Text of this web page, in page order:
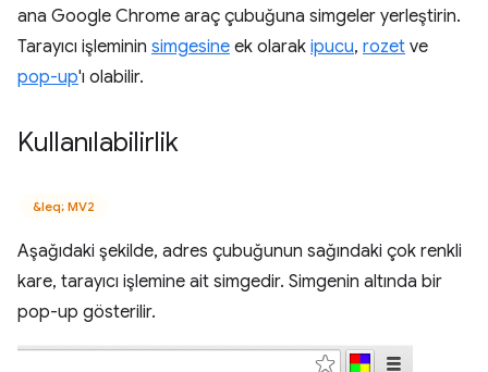
ana Google Chrome araç çubuğuna simgeler yerleştirin.
Tarayıcı işleminin simgesine ek olarak ipucu, rozet ve
pop-up'ı olabilir.
Kullanılabilirlik
&leq; MV2
Aşağıdaki şekilde, adres çubuğunun sağındaki çok renkli
kare, tarayıcı işlemine ait simgedir. Simgenin altında bir
pop-up gösterilir.